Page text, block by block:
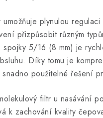
umožňuje plynulou
přizpůsobit různým
spojky 5/16 (8 mm) je
Díky tomu je
použitelné řešení
filtr u nasávání
k zachování kvality